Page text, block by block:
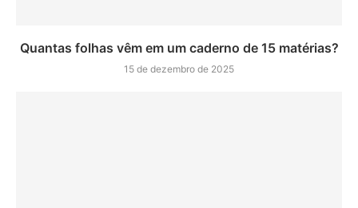
Quantas folhas vêm em um caderno de 15 matérias?
15 de dezembro de 2025